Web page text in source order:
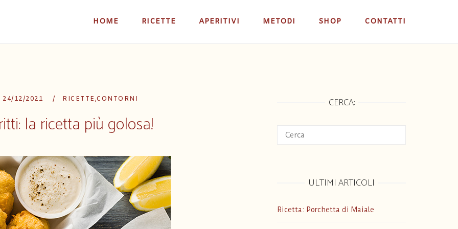
HOME
RICETTE APERITIVI METODI SHOP CONTATTI
24/12/2021 RICETTE,CONTORNI
la ricetta più golosa!
CERCA:
ULTIMI ARTICOLI
Ricetta: Porchetta di Maiale